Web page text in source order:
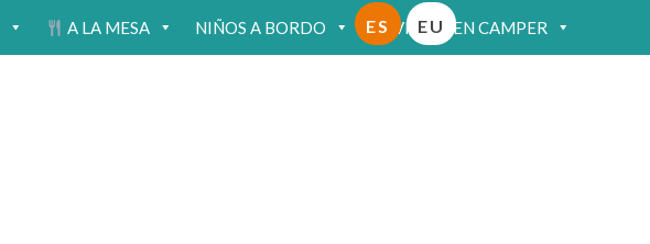
A LA MESA NIÑOS A BORDO VIAJAR EN CAMPER
ES EU